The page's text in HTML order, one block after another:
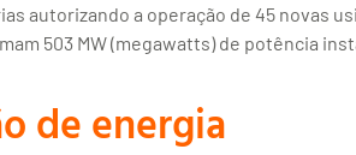
autorizando a operação de 45 novas
503 MW (megawatts) de potência
de energia